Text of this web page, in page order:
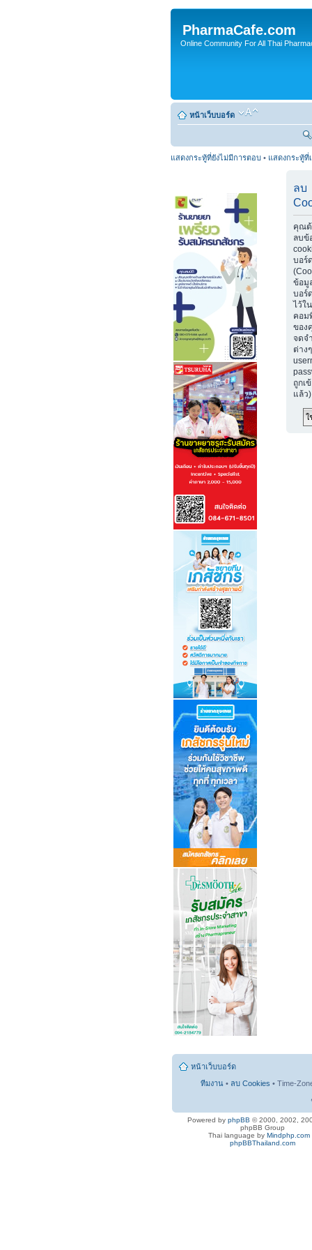
PharmaCafe.com
Online Community For All Thai
หน้าเว็บบอร์ด
แสดงกระทู้ที่ยังไม่มีการตอบ • แสดงกระทู้ที่
ลบ
คุณต้
ลบข้
บอร์
ข้อมู
บอร์
ไว้ใน
คอม
ของ
จดจ
ต่าง
ถูกเ
แล้ว)
หน้าเว็บบอร์ด
ทีมงาน • ลบ Cookies • Time-
Powered by phpBB © 2000, 2002,
phpBB Group
Thai language by Mindphp.com
phpBBThailand.com